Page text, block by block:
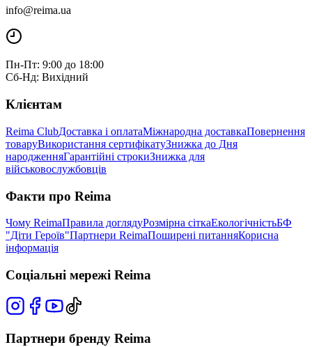
info@reima.ua
Пн-Пт: 9:00 до 18:00
Сб-Нд: Вихідний
Клієнтам
Reima ClubДоставка і оплатаМіжнародна доставкаПовернення
товаруВикористання сертифікатуЗнижка до Дня
народженняГарантійні строкиЗнижка для
військовослужбовців
Факти про Reima
Чому ReimaПравила доглядуРозмірна сіткаЕкологічністьБФ
"Діти Героїв"Партнери ReimaПоширені питанняКорисна
інформація
Соціальні мережі Reima
Партнери бренду Reima